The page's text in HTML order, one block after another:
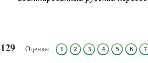
129 Оценка: 1 2 3 4 5 6 7